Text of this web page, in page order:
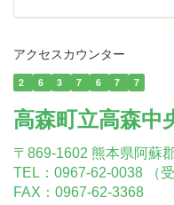
アクセスカウンター
2 6 3 7 6 7 7
高森町立高森中
〒869-1602 熊本県阿蘇
TEL：0967-62-0038 （
FAX：0967-62-3368